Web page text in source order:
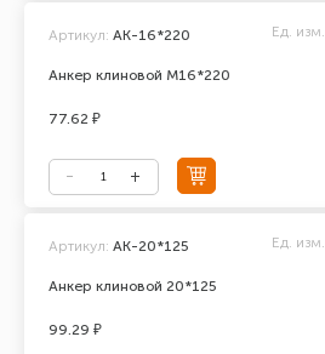
Анкер клиновой М16*220
Артикул: АК-16*220 Ед. изм.
77.62 ₽
Анкер клиновой 20*125
Артикул: АК-20*125 Ед. изм.
99.29 ₽